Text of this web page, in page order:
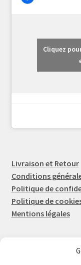
Cliquez
Livraison et Retour
Conditions
Politique de
Politique de
Mentions légales